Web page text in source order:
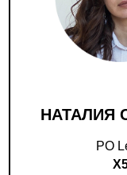
НАТАЛИЯ
PO